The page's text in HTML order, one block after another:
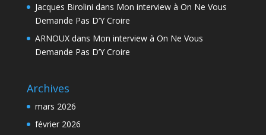
Jacques Birolini dans Mon interview à On Ne Vous
Demande Pas D’Y Croire
ARNOUXdans Mon interview à On Ne Vous
Demande Pas D’Y Croire
Archives
mars 2026
février 2026